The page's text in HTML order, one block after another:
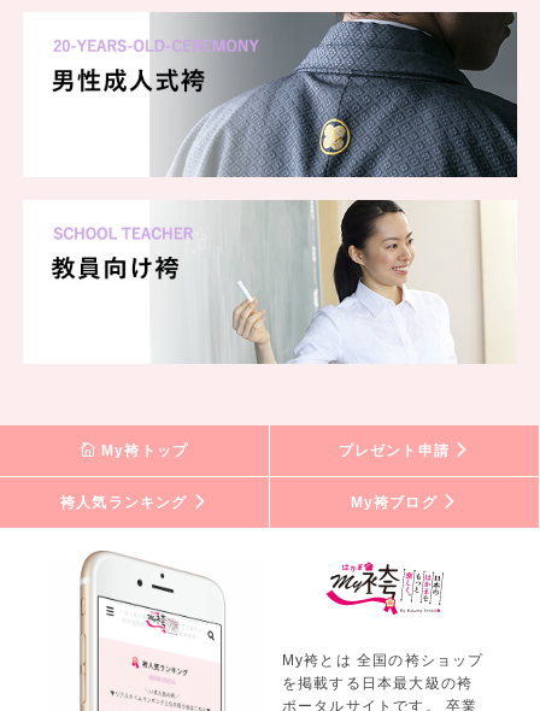
My袴トップ プレゼント申請
袴人気ランキング My袴ブログ
My袴とは 全国の袴ショップ
を掲載する日本最大級の袴
ポータルサイトです。 卒業